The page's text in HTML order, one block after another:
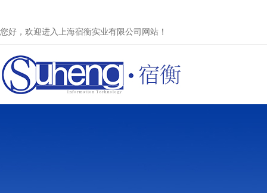
您好，欢迎进入上海宿衡实业有限公司网站！